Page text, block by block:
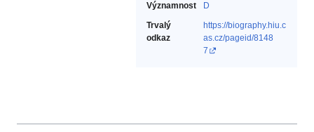
Významnost
D
Trvalý
odkaz
https://biography.hiu.c
as.cz/pageid/8148
7